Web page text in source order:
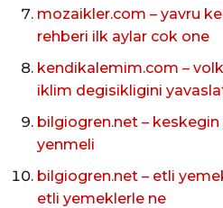
mozaikler.com – yavru
rehberi ilk aylar cok one
kendikalemim.com –
iklim degisikligini
bilgiogren.net –
yenmeli
bilgiogren.net – etli
etli yemeklerle ne